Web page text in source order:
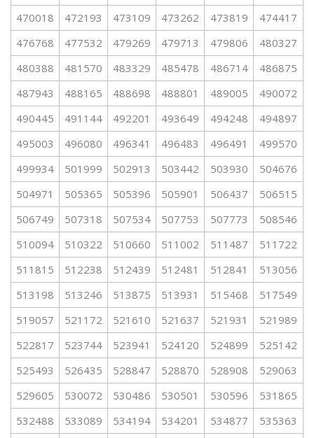
470018
472193 473109 473262 473819
474417
476768
477532 479269 479713 479806
480327
480388
481570 483329 485478 486714
486875
487943
488165 488698 488801 489005
490072
490445
491144 492201 493649 494248
494897
495003
496080 496341 496483 496491
499570
499934
501999 502913 503442 503930
504676
504971
505365 505396 505901 506437
506515
506749
507318 507534 507753 507773
508546
510094
510322 510660 511002 511487
511722
511815
512238 512439 512481 512841
513056
513198
513246 513875 513931 515468
517549
519057
521172 521610 521637 521931
521989
522817
523744 523941 524120 524899
525142
525493
526435 528847 528870 528908
529063
529605
530072 530486 530501 530596
531865
532488
533089 534194 534201 534877
535363